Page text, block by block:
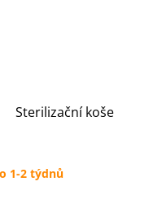
Sterilizační koše
1-2 týdnů